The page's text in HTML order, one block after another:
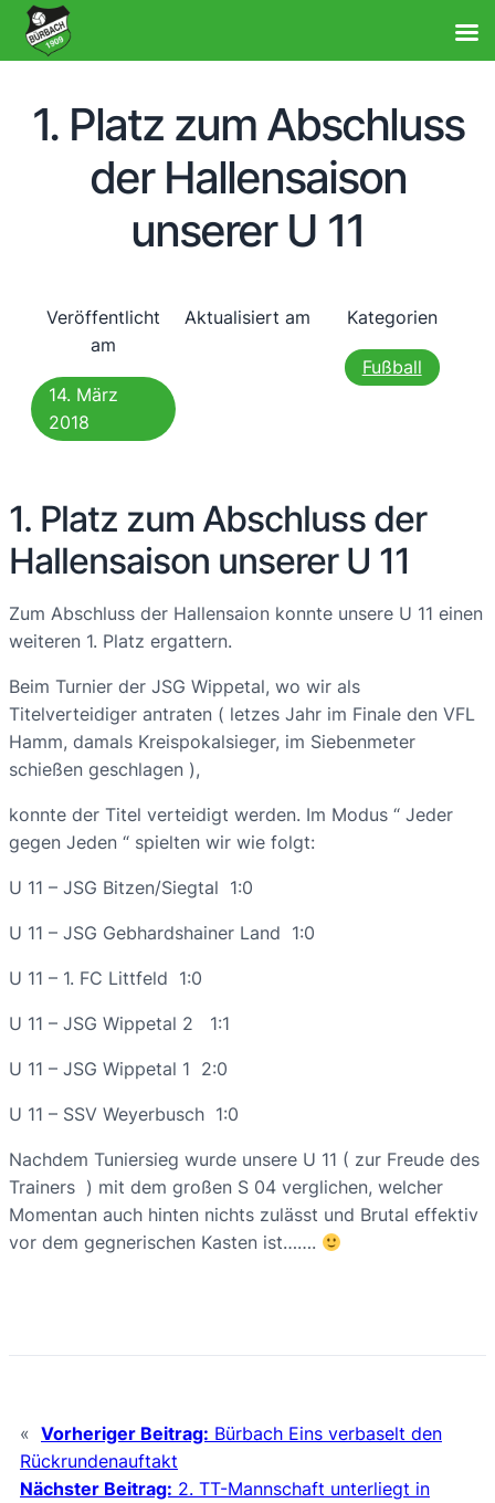
1. Platz zum Abschluss
der Hallensaison
unserer U 11
Veröffentlicht
am
14. März
2018
Aktualisiert am Kategorien
Fußball
1. Platz zum Abschluss der
Hallensaison unserer U 11
Zum Abschluss der Hallensaion konnte unsere U 11 einen
weiteren 1. Platz ergattern.
Beim Turnier der JSG Wippetal, wo wir als
Titelverteidiger antraten ( letzes Jahr im Finale den VFL
Hamm, damals Kreispokalsieger, im Siebenmeter
schießen geschlagen ),
konnte der Titel verteidigt werden. Im Modus “ Jeder
gegen Jeden “ spielten wir wie folgt:
U 11 – JSG Bitzen/Siegtal 1:0
U 11 – JSG Gebhardshainer Land 1:0
U 11 – 1. FC Littfeld 1:0
U 11 – JSG Wippetal 2 1:1
U 11 – JSG Wippetal 1 2:0
U 11 – SSV Weyerbusch 1:0
Nachdem Tuniersieg wurde unsere U 11 ( zur Freude des
Trainers ) mit dem großen S 04 verglichen, welcher
Momentan auch hinten nichts zulässt und Brutal effektiv
vor dem gegnerischen Kasten ist…….
« Vorheriger Beitrag: Bürbach Eins verbaselt den
Rückrundenauftakt
Nächster Beitrag: 2. TT-Mannschaft unterliegt in